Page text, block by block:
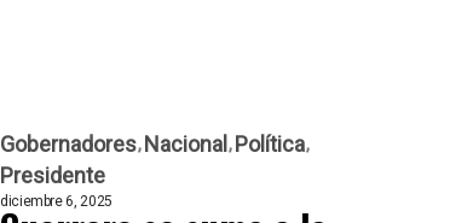
Gobernadores Nacional Política
Presidente
diciembre 6, 2025